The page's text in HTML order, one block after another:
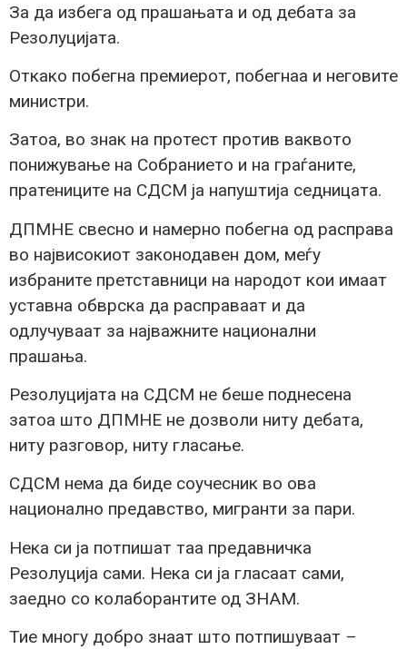
За да избега од прашањата и од дебата за
Резолуцијата.
Откако побегна премиерот, побегнаа и неговите
министри.
Затоа, во знак на протест против ваквото
понижување на Собранието и на граѓаните,
пратениците на СДСМ ја напуштија седницата.
ДПМНЕ свесно и намерно побегна од расправа
во највисокиот законодавен дом, меѓу
избраните претставници на народот кои имаат
уставна обврска да расправаат и да
одлучуваат за најважните национални
прашања.
Резолуцијата на СДСМ не беше поднесена
затоа што ДПМНЕ не дозволи ниту дебата,
ниту разговор, ниту гласање.
СДСМ нема да биде соучесник во ова
национално предавство, мигранти за пари.
Нека си ја потпишат таа предавничка
Резолуција сами. Нека си ја гласаат сами,
заедно со колаборантите од ЗНАМ.
Тие многу добро знаат што потпишуваат –